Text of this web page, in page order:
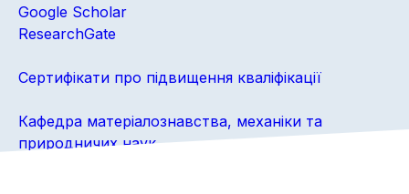
Google Scholar
ResearchGate
Сертифікати про підвищення кваліфікації
Кафедра матеріалознавства, механіки та
природничих наук